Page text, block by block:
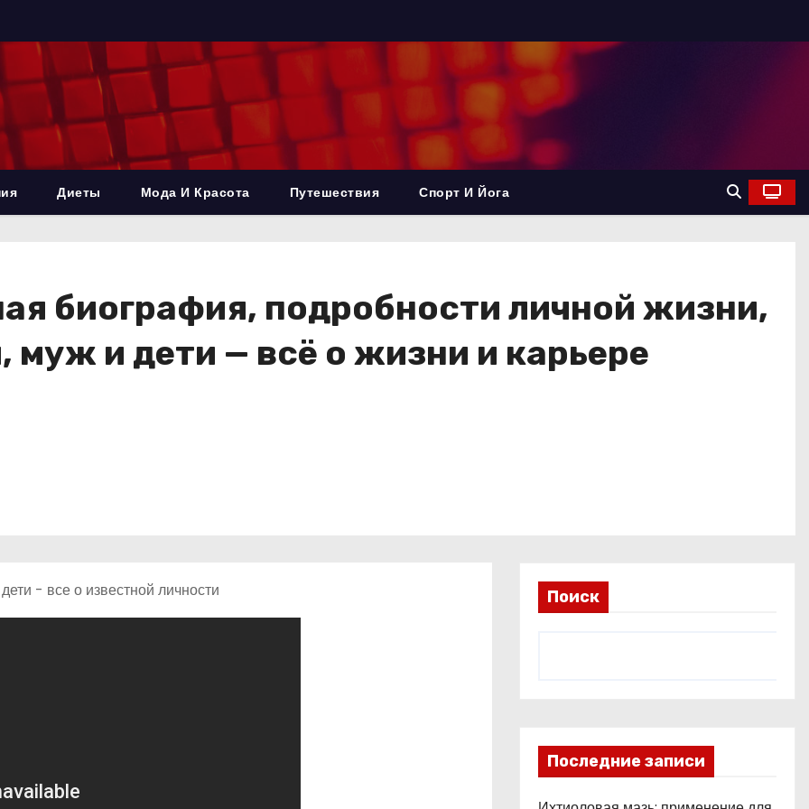
Диеты Мода И Красота Путешествия Спорт И Йога
биография, подробности личной жизни,
и дети — всё о жизни и карьере
Поиск
Последние записи